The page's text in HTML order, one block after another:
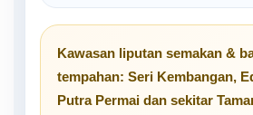
Kawasan liputan semakan &
tempahan: Seri Kembangan,
Putra Permai dan sekitar